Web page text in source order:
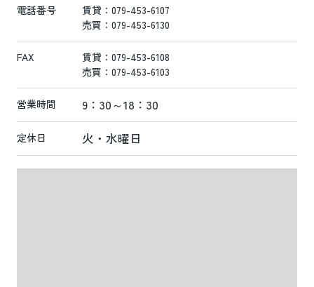
電話番号
賃貸：079-453-6107
売買：079-453-6130
FAX
賃貸：079-453-6108
売買：079-453-6103
営業時間 9：30～18：30
定休日 火・水曜日